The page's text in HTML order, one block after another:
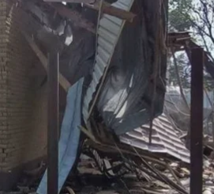
п'ятеро людей: двоє
надали медичну допомогу,
автомобілі,